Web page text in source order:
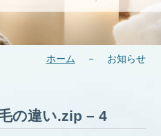
ホーム － お知らせ
の違い.zip – 4